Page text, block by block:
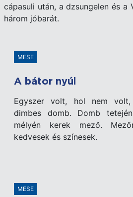
cápasuli után, a dzsungelen és a
három jóbarát.
MESE
A bátor nyúl
Egyszer volt, hol nem
dimbes domb. Domb
mélyén kerek mező.
kedvesek és színesek.
MESE